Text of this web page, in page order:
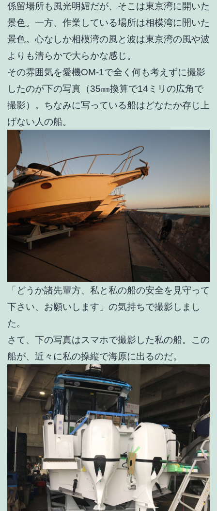
係留場所も風光明媚だが、そこは東京湾に開いた
景色。一方、作業している場所は相模湾に開いた
景色。心なしか相模湾の風と波は東京湾の風や波
よりも清らかで大らかな感じ。
その雰囲気を愛機OM-1で全く何も考えずに撮影
したのが下の写真（35㎜換算で14ミリの広角で
撮影）。ちなみに写っている船はどなたか存じ上
げない人の船。
「どうか諸先輩方、私と私の船の安全を見守って
下さい、お願いします」の気持ちで撮影しまし
た。
さて、下の写真はスマホで撮影した私の船。この
船が、近々に私の操縦で海原に出るのだ。